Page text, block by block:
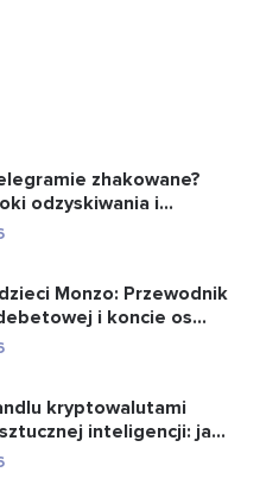
zhakowane?
odzyskiwania i
Monzo: Przewodnik
i koncie os...
kryptowalutami
inteligencji: ja...